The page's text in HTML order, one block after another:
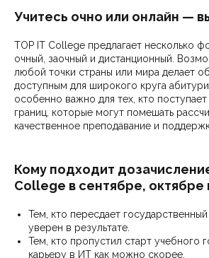
Учитесь очно или онлайн —
TOP IT College предлагает несколько
очный, заочный и дистанционный.
любой точки страны или мира делает
доступным для широкого круга
особенно важно для тех, кто
границ, которые могут помешать
качественное преподавание и
Кому подходит
College в сентябре, октябре
Тем, кто пересдает
уверен в результате.
Тем, кто пропустил старт учебного
карьеру в ИТ как можно скорее.